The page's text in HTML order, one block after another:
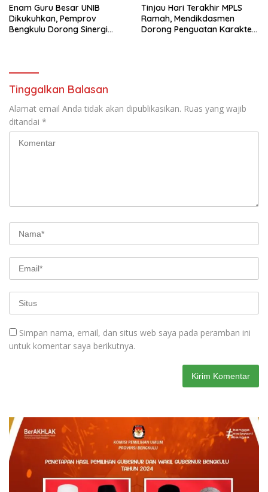
Enam Guru Besar UNIB
Dikukuhkan, Pemprov
Bengkulu Dorong Sinergi
Tinjau Hari Terakhir MPLS
Ramah, Mendikdasmen
Dorong Penguatan Karakter
Tinggalkan Balasan
Alamat email Anda tidak akan dipublikasikan. Ruas yang wajib
ditandai *
Simpan nama, email, dan situs web saya pada peramban ini
untuk komentar saya berikutnya.